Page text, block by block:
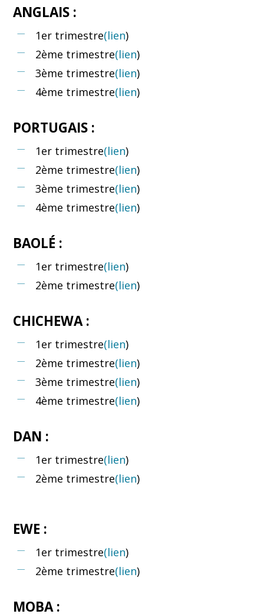
ANGLAIS :
1er trimestre(lien)
2ème trimestre(lien)
3ème trimestre(lien)
4ème trimestre(lien)
PORTUGAIS :
1er trimestre(lien)
2ème trimestre(lien)
3ème trimestre(lien)
4ème trimestre(lien)
BAOLÉ :
1er trimestre(lien)
2ème trimestre(lien)
CHICHEWA :
1er trimestre(lien)
2ème trimestre(lien)
3ème trimestre(lien)
4ème trimestre(lien)
DAN :
1er trimestre(lien)
2ème trimestre(lien)
EWE :
1er trimestre(lien)
2ème trimestre(lien)
MOBA :